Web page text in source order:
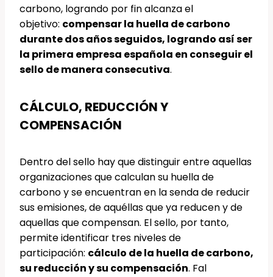
carbono, logrando por fin alcanza el
objetivo: compensar la huella de carbono
durante dos años seguidos, logrando así ser
la primera empresa española en conseguir el
sello de manera consecutiva.
CÁLCULO, REDUCCIÓN Y
COMPENSACIÓN
Dentro del sello hay que distinguir entre aquellas
organizaciones que calculan su huella de
carbono y se encuentran en la senda de reducir
sus emisiones, de aquéllas que ya reducen y de
aquellas que compensan. El sello, por tanto,
permite identificar tres niveles de
participación: cálculo de la huella de carbono,
su reducción y su compensación. Fal